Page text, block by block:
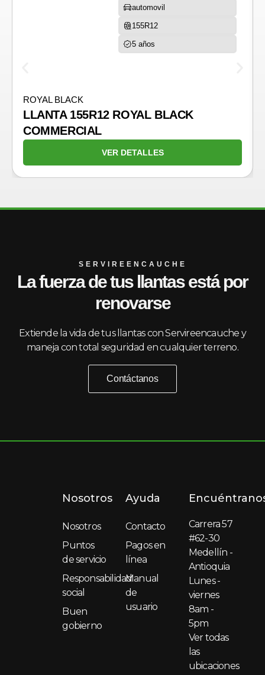
automovil
155R12
5 años
ROYAL BLACK
LLANTA 155R12 ROYAL BLACK
COMMERCIAL
VER DETALLES
SERVIREENCAUCHE
La fuerza de tus llantas está por
renovarse
Extiende la vida de tus llantas con Servireencauche y
maneja con total seguridad en cualquier terreno.
Contáctanos
Nosotros
Nosotros
Puntos
de servicio
Responsabilidad
social
Buen
gobierno
Ayuda
Contacto
Pagos en
línea
Manual
de
usuario
Carrera 57
#62-30
Medellín -
Antioquia
Lunes -
viernes
8am -
5pm
Ver todas
las
ubicaciones